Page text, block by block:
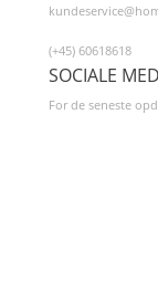
(+45) 60618618
SOCIALE
For de seneste